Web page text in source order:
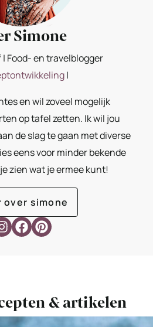
Simone
Food- en travelblogger
|
en wil zoveel mogelijk
op tafel zetten. Ik wil jou
de slag te gaan met diverse
eens voor minder bekende
zien wat je ermee kunt!
over simone
& artikelen